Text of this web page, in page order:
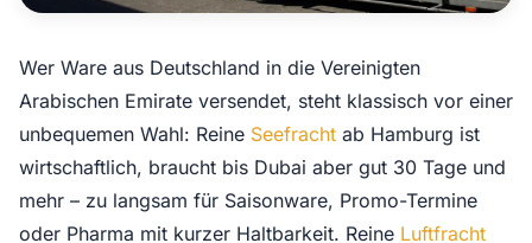
Wer Ware aus Deutschland in die Vereinigten
Arabischen Emirate versendet, steht klassisch vor einer
unbequemen Wahl: Reine Seefracht ab Hamburg ist
wirtschaftlich, braucht bis Dubai aber gut 30 Tage und
mehr – zu langsam für Saisonware, Promo-Termine
oder Pharma mit kurzer Haltbarkeit. Reine Luftfracht